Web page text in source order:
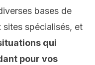
bases de
spécialisés, et
qui
pour vos